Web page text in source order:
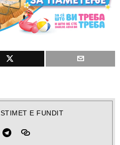
E FUNDIT